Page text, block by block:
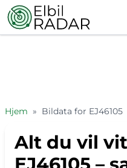
Hjem » Bildata for EJ46105
Alt du vil